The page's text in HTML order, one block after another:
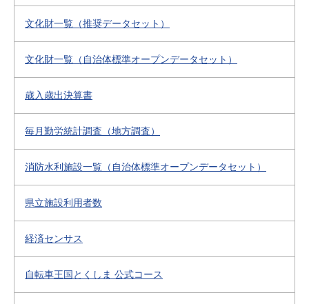
文化財一覧（推奨データセット）
文化財一覧（自治体標準オープンデータセット）
歳入歳出決算書
毎月勤労統計調査（地方調査）
消防水利施設一覧（自治体標準オープンデータセット）
県立施設利用者数
経済センサス
自転車王国とくしま 公式コース